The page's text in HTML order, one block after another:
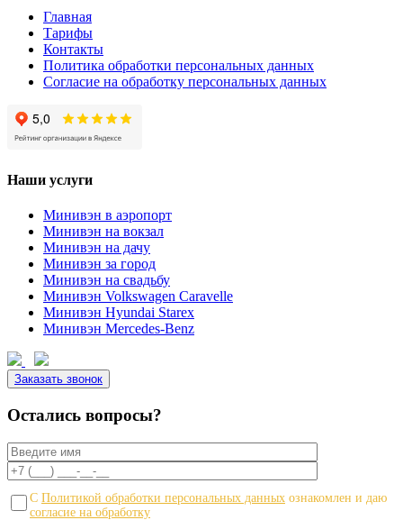
Главная
Тарифы
Контакты
Политика обработки персональных данных
Согласие на обработку персональных данных
Наши услуги
Минивэн в аэропорт
Минивэн на вокзал
Минивэн на дачу
Минивэн за город
Минивэн на свадьбу
Минивэн Volkswagen Caravelle
Минивэн Hyundai Starex
Минивэн Mercedes-Benz
Заказать звонок
Остались вопросы?
С Политикой обработки персональных данных ознакомлен и даю
согласие на обработку